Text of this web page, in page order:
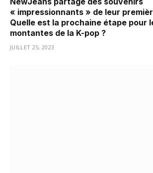
« impressionnants » de leur
Quelle est la prochaine étape pour
montantes de la K-pop ?
JUILLET 25, 2023